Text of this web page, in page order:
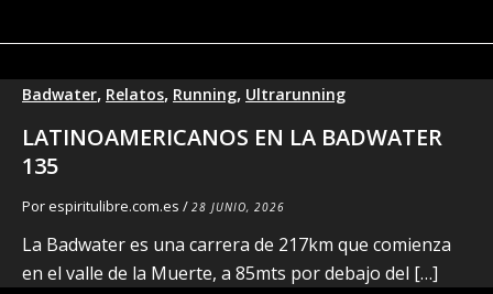
Badwater, Relatos, Running, Ultrarunning
LATINOAMERICANOS EN LA BADWATER
135
Porespiritulibre.com.es / 28 JUNIO, 2026
La Badwater es una carrera de 217km que comienza
en el valle de la Muerte, a 85mts por debajo del […]